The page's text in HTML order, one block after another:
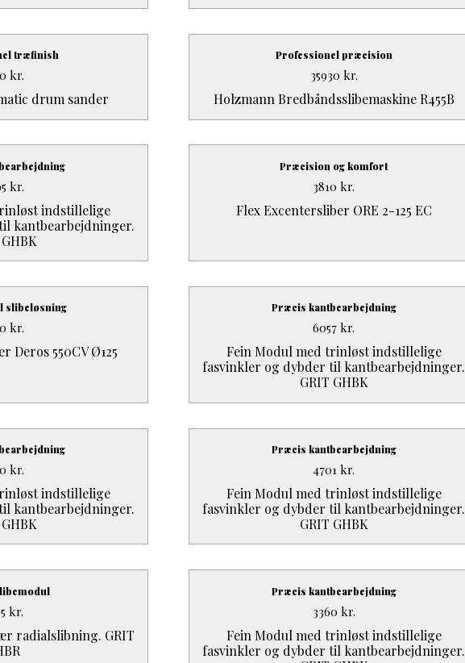
træfinish
drum sander
kr.
Professionel præcision
Holzmann Bredbåndsslibemaskine R455B
35930 kr.
indstillelige
kantbearbejdninger.
kr.
Præcision og komfort
Flex Excentersliber ORE 2-125 EC
3810 kr.
slibeløsning
Deros 550CV Ø125
kr.
Præcis kantbearbejdning
Fein Modul med trinløst indstillelige
fasvinkler og dybder til kantbearbejdninger.
GRIT GHBK
6057 kr.
indstillelige
kantbearbejdninger.
kr.
Præcis kantbearbejdning
Fein Modul med trinløst indstillelige
fasvinkler og dybder til kantbearbejdninger.
GRIT GHBK
4701 kr.
radialslibning. GRIT
kr.
Præcis kantbearbejdning
Fein Modul med trinløst indstillelige
fasvinkler og dybder til kantbearbejdninger.
3360 kr.